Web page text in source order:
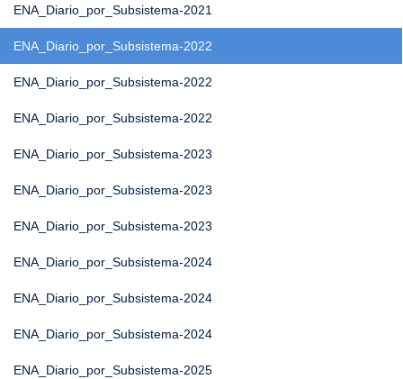
ENA_Diario_por_Subsistema-2021
ENA_Diario_por_Subsistema-2022
ENA_Diario_por_Subsistema-2022
ENA_Diario_por_Subsistema-2022
ENA_Diario_por_Subsistema-2023
ENA_Diario_por_Subsistema-2023
ENA_Diario_por_Subsistema-2023
ENA_Diario_por_Subsistema-2024
ENA_Diario_por_Subsistema-2024
ENA_Diario_por_Subsistema-2024
ENA_Diario_por_Subsistema-2025